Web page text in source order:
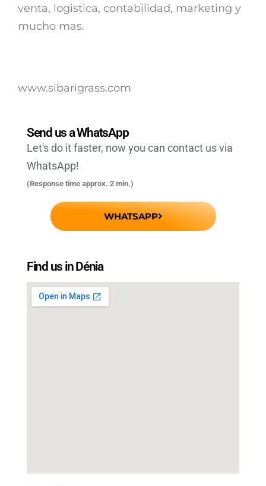
venta, logistica, contabilidad, marketing y
mucho mas.
www.sibarigrass.com
Send us a WhatsApp
Let's do it faster, now you can contact us via
WhatsApp!
(Response time approx. 2 min.)
WHATSAPP
Find us in Dénia